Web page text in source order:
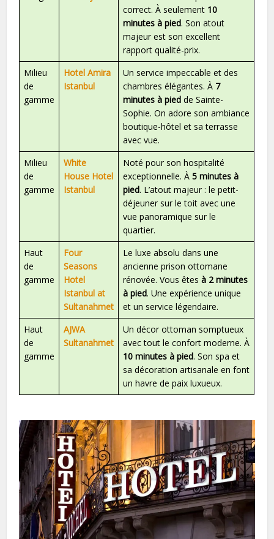
correct. À seulement 10
minutes à pied. Son atout
majeur est son excellent
rapport qualité-prix.
Milieu
de
gamme
Hotel Amira
Istanbul
Un service impeccable et des
chambres élégantes. À 7
minutes à pied de Sainte-
Sophie. On adore son ambiance
boutique-hôtel et sa terrasse
avec vue.
Milieu
de
gamme
White
House Hotel
Istanbul
Noté pour son hospitalité
exceptionnelle. À5 minutes à
pied. L’atout majeur : le petit-
déjeuner sur le toit avec une
vue panoramique sur le
quartier.
Haut
de
gamme
Four
Seasons
Hotel
Istanbul at
Sultanahmet
Le luxe absolu dans une
ancienne prison ottomane
rénovée. Vous êtesà 2 minutes
à pied. Une expérience unique
et un service légendaire.
Haut
de
gamme
AJWA
Sultanahmet
Un décor ottoman somptueux
avec tout le confort moderne. À
10 minutes à pied. Son spa et
sa décoration artisanale en font
un havre de paix luxueux.